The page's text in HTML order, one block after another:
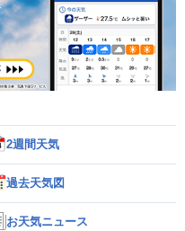
2週間天気
過去天気図
お天気ニュース